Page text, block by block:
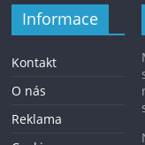
Informace
Kontakt
O nás
Reklama